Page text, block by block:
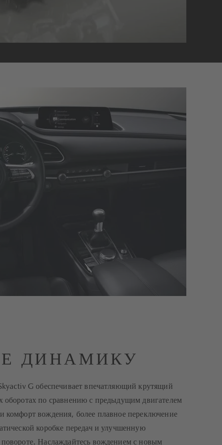
ДИНАМИКУ
G обеспечивает впечатляющий крутящий
оборотах по сравнению с предыдущим двигателем
вождения, более плавное переключение
коробке передач и улучшенную
Наслаждайтесь вождением с новым